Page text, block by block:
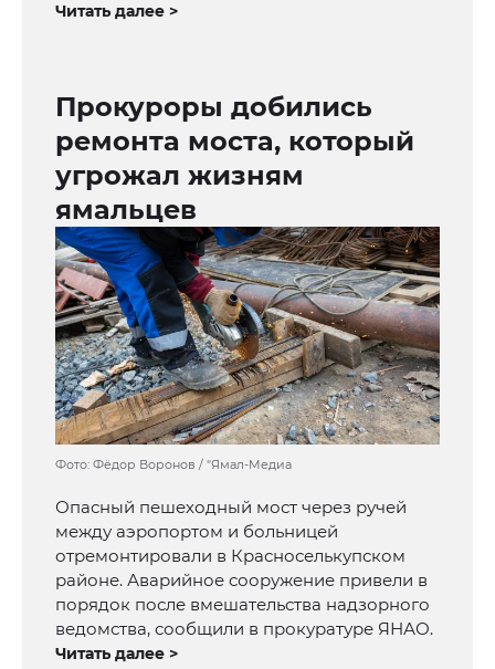
Читать далее >
Прокуроры добились
ремонта моста, который
угрожал жизням
ямальцев
Фото: Фёдор Воронов / "Ямал-Медиа
Опасный пешеходный мост через ручей
между аэропортом и больницей
отремонтировали в Красноселькупском
районе. Аварийное сооружение привели в
порядок после вмешательства надзорного
ведомства, сообщили в прокуратуре ЯНАО.
Читать далее >